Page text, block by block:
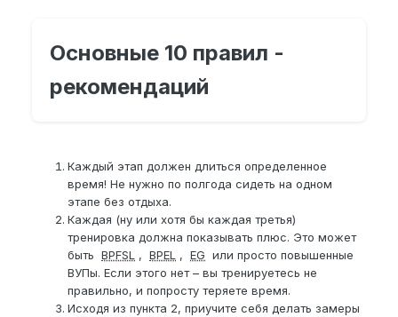
Основные 10 правил -
рекомендаций
Каждый этап должен длиться определенное
время! Не нужно по полгода сидеть на одном
этапе без отдыха.
Каждая (ну или хотя бы каждая третья)
тренировка должна показывать плюс. Это может
быть BPFSL , BPEL , EG или просто повышенные
ВУПы. Если этого нет – вы тренируетесь не
правильно, и попросту теряете время.
Исходя из пункта 2, приучите себя делать замеры